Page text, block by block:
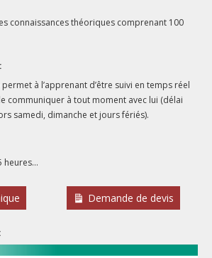
connaissances théoriques comprenant 100
à l’apprenant d’être suivi en temps réel
communiquer à tout moment avec lui (délai
samedi, dimanche et jours fériés).
heures…
Demande de devis